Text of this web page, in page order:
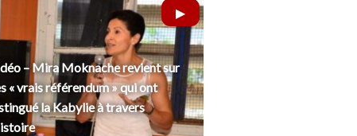
– Mira Moknache revient sur
« vrais référendum » qui ont
la Kabylie à travers